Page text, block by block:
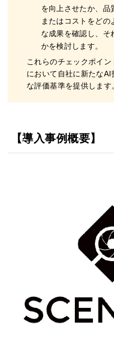
を向上させたか、品
またはコストをど
な成果を確認し、そ
かを検討します。
これらのチェックポイ
において自社に新たな
な評価基準を提供します
【導入事例概要】